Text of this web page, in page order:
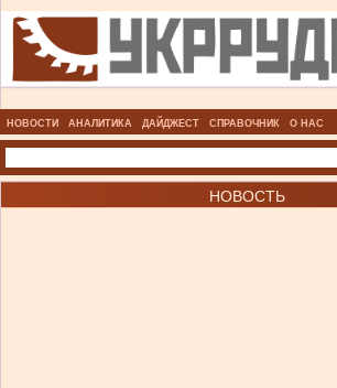
НОВОСТИ АНАЛИТИКА ДАЙДЖЕСТ СПРАВОЧНИК О НАС
НОВОСТЬ